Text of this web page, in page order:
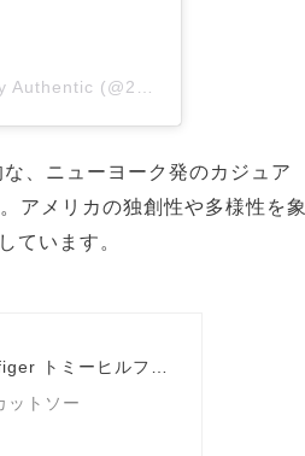
、ニューヨーク発のカジュア
アメリカの独創性や多様性を象
ています。
トミーヒルフィ
ットソー